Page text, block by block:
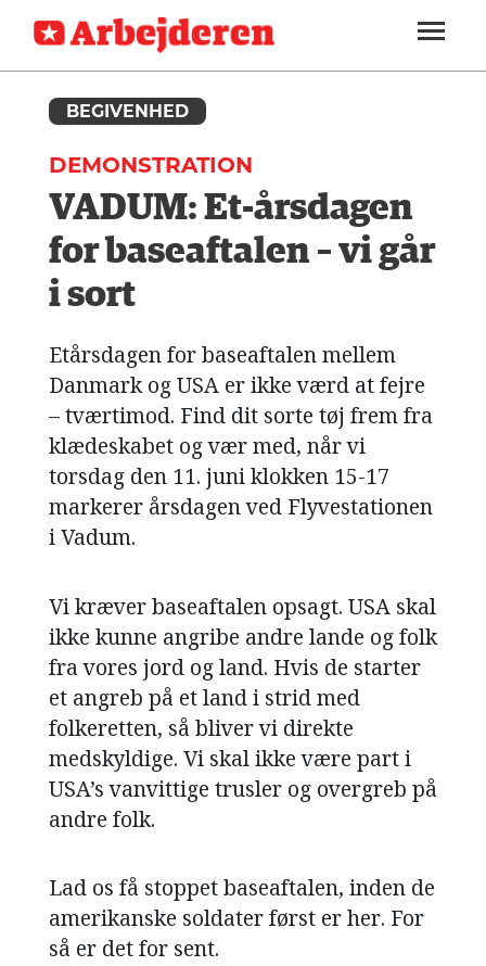
SEKTIONER
ARBEJDEREN
MENER
FAGLIGT
UDLAND
KULTUR
DEBAT
LÆSER
TIL
LÆSER
NAVNE
TEORI
SOUNDCLOUD
ABONNER
LOG IND
OM
ARBEJDEREN
BEGIVENHED
DEMONSTRATION
VADUM: Et-årsdagen
for baseaftalen – vi går
i sort
Etårsdagen for baseaftalen mellem
Danmark og USA er ikke værd at fejre
– tværtimod. Find dit sorte tøj frem fra
klædeskabet og vær med, når vi
torsdag den 11. juni klokken 15-17
markerer årsdagen ved Flyvestationen
i Vadum.
Vi kræver baseaftalen opsagt. USA skal
ikke kunne angribe andre lande og folk
fra vores jord og land. Hvis de starter
et angreb på et land i strid med
folkeretten, så bliver vi direkte
medskyldige. Vi skal ikke være part i
USA’s vanvittige trusler og overgreb på
andre folk.
Lad os få stoppet baseaftalen, inden de
amerikanske soldater først er her. For
så er det for sent.